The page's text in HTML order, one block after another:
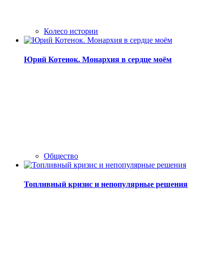
Колесо истории
Юрий Котенок. Монархия в сердце моём
Общество
Топливный кризис и непопулярные решения